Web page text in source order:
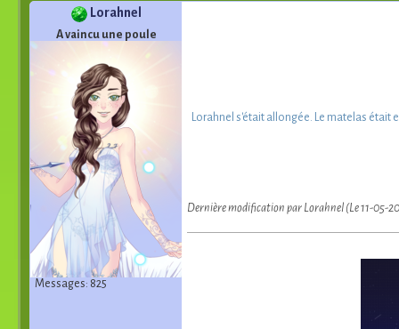
Lorahnel
A vaincu une poule
Messages: 825
Lorahnel s'était allongée. Le matelas
Dernière modification par Lorahnel (Le 11-05-